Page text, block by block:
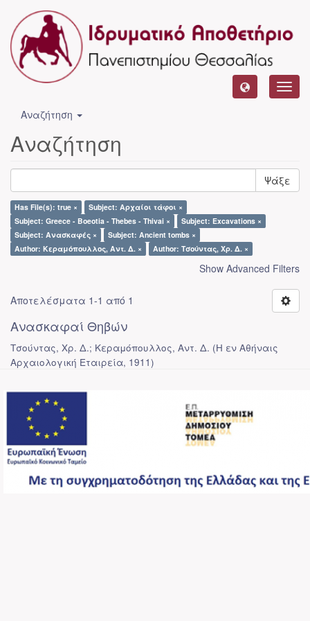
Αναζήτηση
Αναζήτηση
Ψάξε
Has File(s): true ×
Subject: Αρχαίοι τάφοι ×
Subject: Greece - Boeotia - Thebes - Thivai ×
Subject: Excavations ×
Subject: Ανασκαφές ×
Subject: Ancient tombs ×
Author: Κεραμόπουλλος, Αντ. Δ. ×
Author: Τσούντας, Χρ. Δ. ×
Show Advanced Filters
Αποτελέσματα 1-1 από 1
Ανασκαφαί Θηβών
Τσούντας, Χρ. Δ.; Κεραμόπουλλος, Αντ. Δ. (Η εν Αθήναις
Αρχαιολογική Εταιρεία, 1911)